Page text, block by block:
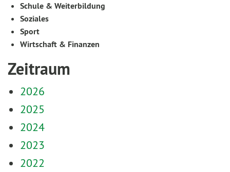
Schule & Weiterbildung
Soziales
Sport
Wirtschaft & Finanzen
Zeitraum
2026
2025
2024
2023
2022